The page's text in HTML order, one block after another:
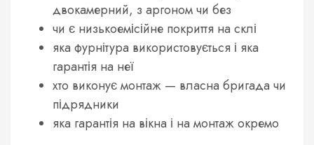
двокамерний, з аргоном чи без
чи є низькоемісійне покриття на склі
яка фурнітура використовується і яка
гарантія на неї
хто виконує монтаж — власна бригада чи
підрядники
яка гарантія на вікна і на монтаж окремо